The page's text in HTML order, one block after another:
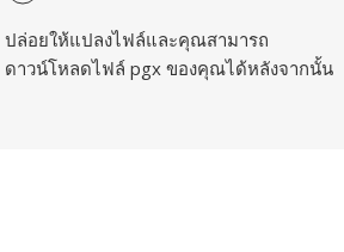
ปล่อยให้แปลงไฟล์และคุณสามารถ
ดาวน์โหลดไฟล์ pgx ของคุณได้หลังจากนั้น